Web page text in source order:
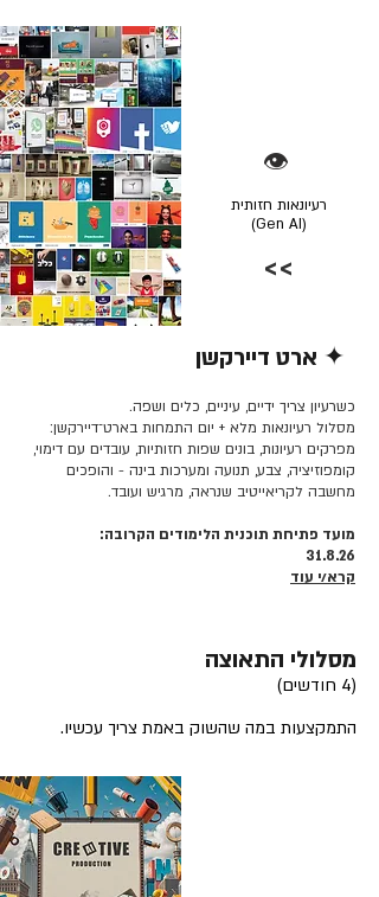
👁️
רעיונאות חזותית
(Gen AI)
>>
✦ ארט דיירקשן
כשרעיון צריך ידיים, עיניים, כלים ושפה.
מסלול רעיונאות מלא + יום התמחות בארט־דיירקשן:
מפרקים רעיונות, בונים שפות חזותיות, עובדים עם דימוי,
קומפוזיציה, צבע, תנועה ומערכות בינה - והופכים
מחשבה לקריאייטיב שנראה, מרגיש ועובד.
מועד פתיחת תוכנית הלימודים הקרובה:
31.8.26
קרא/י עוד
מסלולי התאוצה
(4 חודשים)
התמקצעות במה שהשוק באמת צריך עכשיו.